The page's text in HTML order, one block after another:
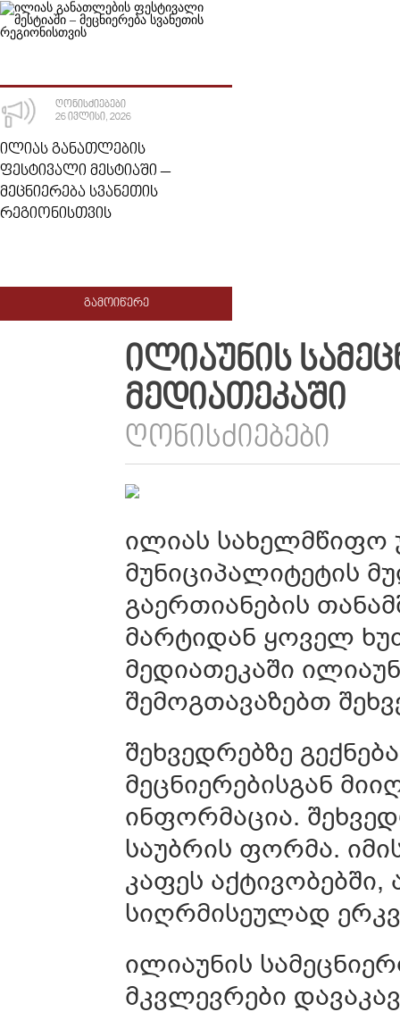
ᲦᲝᲜᲘᲡᲫᲘᲔᲑᲔᲑᲘ
26 ᲘᲕᲚᲘᲡᲘ, 2026
ᲘᲚᲘᲐᲡ ᲒᲐᲜᲐᲗᲚᲔᲑᲘᲡ
ᲤᲔᲡᲢᲘᲕᲐᲚᲘ ᲛᲔᲡᲢᲘᲐᲨᲘ –
ᲛᲔᲪᲜᲘᲔᲠᲔᲑᲐ ᲡᲕᲐᲜᲔᲗᲘᲡ
ᲠᲔᲒᲘᲝᲜᲘᲡᲗᲕᲘᲡ
ᲒᲐᲛᲝᲘᲬᲔᲠᲔ
ᲘᲚᲘᲐᲣᲜᲘᲡ
ᲛᲔᲓᲘᲐᲗᲔᲙᲐᲨᲘ
ᲦᲝᲜᲘᲡᲫᲘᲔᲑᲔᲑᲘ
ილიას სახელმწიფო
მუნიციპალიტეტის
გაერთიანების
მარტიდან ყოველ
მედიათეკაში
შემოგთავაზებთ
შეხვედრებზე
მეცნიერებისგან
ინფორმაცია.
საუბრის ფორმა.
კაფეს
სიღრმისეულად
ილიაუნის
მკვლევრები